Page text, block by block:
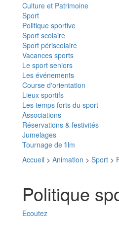
Culture et Patrimoine
Sport
Politique sportive
Sport scolaire
Sport périscolaire
Vacances sports
Le sport seniors
Les événements
Course d'orientation
Lieux sportifs
Les temps forts du sport
Associations
Réservations & festivités
Jumelages
Tournage de film
Accueil > Animation > Sport >
Politique
Ecoutez